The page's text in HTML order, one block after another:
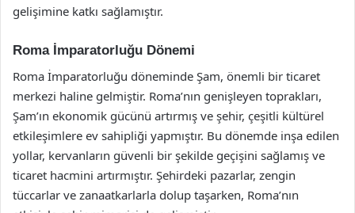
gelişimine katkı sağlamıştır.
Roma İmparatorluğu Dönemi
Roma İmparatorluğu döneminde Şam, önemli bir ticaret
merkezi haline gelmiştir. Roma’nın genişleyen toprakları,
Şam’ın ekonomik gücünü artırmış ve şehir, çeşitli kültürel
etkileşimlere ev sahipliği yapmıştır. Bu dönemde inşa edilen
yollar, kervanların güvenli bir şekilde geçişini sağlamış ve
ticaret hacmini artırmıştır. Şehirdeki pazarlar, zengin
tüccarlar ve zanaatkarlarla dolup taşarken, Roma’nın